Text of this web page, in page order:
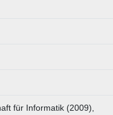
für Informatik (2009),